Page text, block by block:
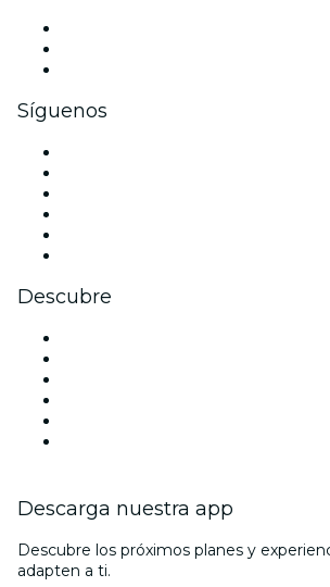
Síguenos
Descubre
Descarga nuestra app
Descubre los próximos planes y
adapten a ti.